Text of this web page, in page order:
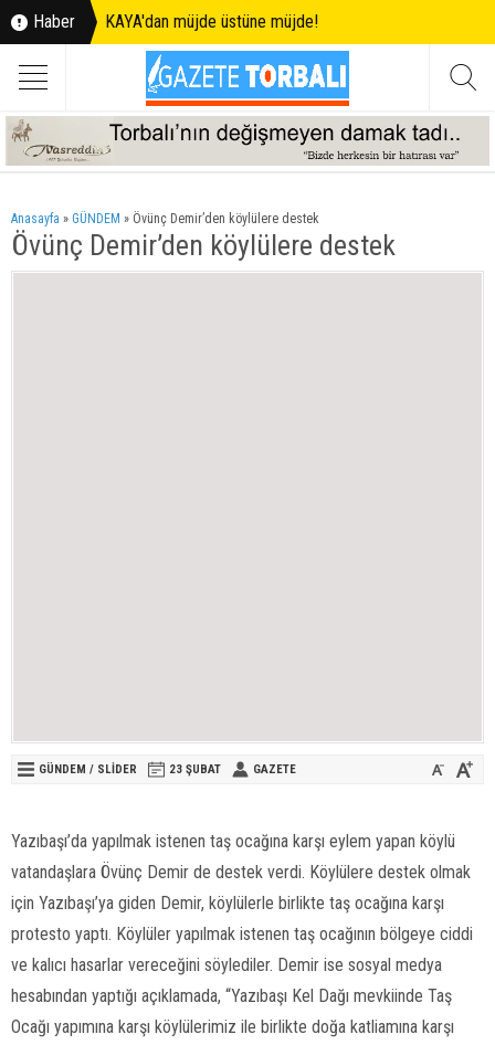
Haber KAYA'dan müjde üstüne müjde!
Anasayfa » GÜNDEM » Övünç Demir’den köylülere destek
Övünç Demir’den köylülere destek
GÜNDEM / SLİDER 23 ŞUBAT GAZETE
Yazıbaşı’da yapılmak istenen taş ocağına karşı eylem yapan köylü
vatandaşlara Övünç Demir de destek verdi. Köylülere destek olmak
için Yazıbaşı’ya giden Demir, köylülerle birlikte taş ocağına karşı
protesto yaptı. Köylüler yapılmak istenen taş ocağının bölgeye ciddi
ve kalıcı hasarlar vereceğini söylediler. Demir ise sosyal medya
hesabından yaptığı açıklamada, “Yazıbaşı Kel Dağı mevkiinde Taş
Ocağı yapımına karşı köylülerimiz ile birlikte doğa katliamına karşı